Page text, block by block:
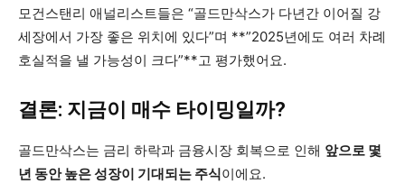
모건스탠리 애널리스트들은 “골드만삭스가 다년간 이어질 강
세장에서 가장 좋은 위치에 있다”며 **”2025년에도 여러 차례
호실적을 낼 가능성이 크다”**고 평가했어요.
결론: 지금이 매수 타이밍일까?
골드만삭스는 금리 하락과 금융시장 회복으로 인해 앞으로 몇
년 동안 높은 성장이 기대되는 주식이에요.